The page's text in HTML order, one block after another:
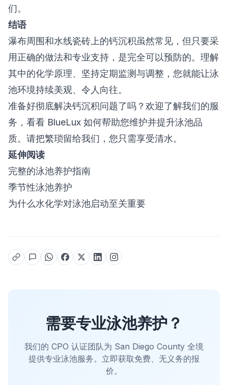
们。
结语
瀑布周围和水线瓷砖上的钙沉积虽然常见，但只要采
用正确的做法和专业支持，是完全可以预防的。理解
其中的化学原理、坚持定期监测与调整，您就能让泳
池环境持续美观、令人向往。
准备好彻底解决钙沉积问题了吗？欢迎了解我们的服
务，看看 BlueLux 如何帮助您维护并提升泳池品
质。请把繁琐留给我们，您只需享受清水。
延伸阅读
完整的泳池养护指南
季节性泳池养护
为什么水化学对泳池启动至关重要
需要专业泳池养护？
我们的 CPO 认证团队为 San Diego County 全境
提供专业泳池服务。立即获取免费、无义务的报
价。